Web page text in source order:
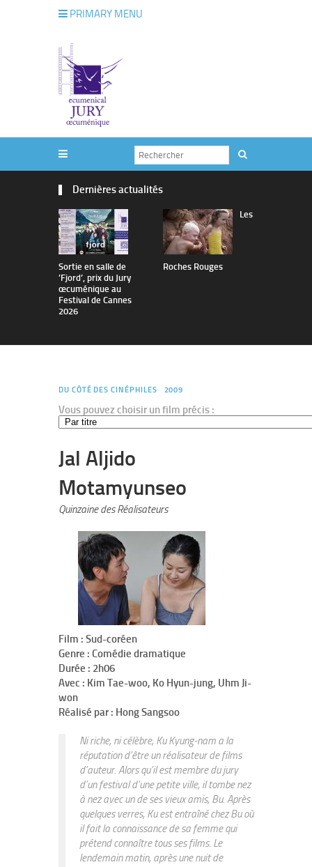
PRIMARY MENU
Dernières actualités
Sortie en salle de
’Fjord’, prix du Jury
œcuménique au
Festival de Cannes
2026
Les
Roches Rouges
DU CÔTÉ DES CINÉPHILES 2009
Vous pouvez choisir un film précis :
Jal Aljido
Motamyunseo
Quinzaine des Réalisateurs
Film : Sud-coréen
Genre : Comédie dramatique
Durée : 2h06
Avec : Kim Tae-woo, Ko Hyun-jung, Uhm Ji-
won
Réalisé par : Hong Sangsoo
Ni riche, ni célèbre, Ku Kyung-nam a la
réputation d’être un réalisateur de films
d’auteur. Alors qu’il est membre du jury
d’un festival d’une petite ville, il tombe nez
à nez avec un de ses vieux amis, Bu. Après
quelques verres, Ku est entraîné chez Bu où
il fait la connaissance de sa femme qui
prétend connaître tous ses films. Le
lendemain matin, après une nuit de